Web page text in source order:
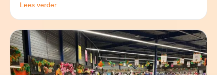
Lees verder...